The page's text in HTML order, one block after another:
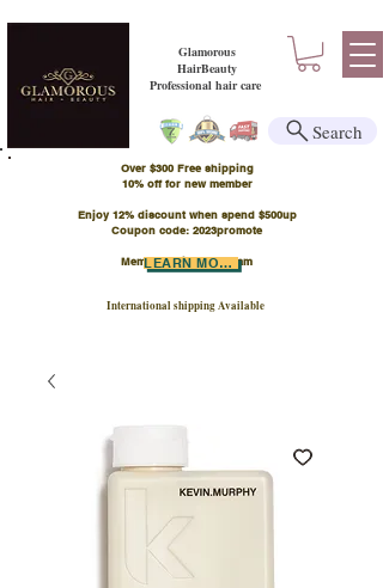
Glamorous
HairBeauty
Professional hair care
Over $300 Free shipping
​10% off for new member
Enjoy 12% discount when spend $500up
Coupon code: 2023promote
Member Points Program
International shipping Available
LEARN MORE
Search